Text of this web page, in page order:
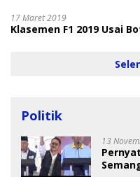
17 Maret 2019
Klasemen F1 2019 Usai
Politik
13